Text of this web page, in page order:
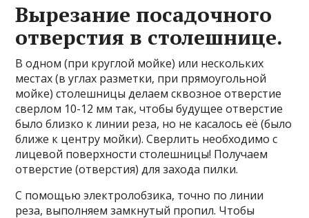
Вырезание посадочного
отверстия в столешнице.
В одном (при круглой мойке) или нескольких
местах (в углах разметки, при прямоугольной
мойке) столешницы делаем сквозное отверстие
сверлом 10-12 мм так, чтобы будущее отверстие
было близко к линии реза, но не касалось её (было
ближе к центру мойки). Сверлить необходимо с
лицевой поверхности столешницы! Получаем
отверстие (отверстия) для захода пилки.
С помощью электролобзика, точно по линии
реза, выполняем замкнутый пропил. Чтобы